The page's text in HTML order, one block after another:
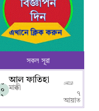
সকল সূরা
০
০
১
আল ফাতিহা
মাক্কী
৭
আয়াত